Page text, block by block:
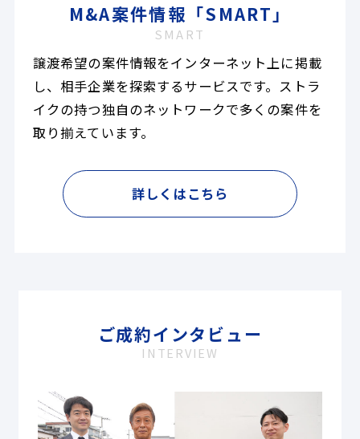
M&A案件情報「SMART」
SMART
譲渡希望の案件情報をインターネット上に掲載
し、相手企業を探索するサービスです。ストラ
イクの持つ独自のネットワークで多くの案件を
取り揃えています。
詳しくはこちら
ご成約インタビュー
INTERVIEW